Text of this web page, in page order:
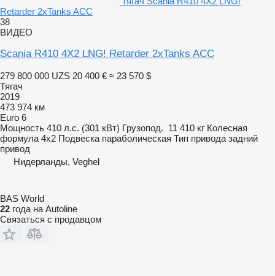
Retarder 2xTanks ACC
38
ВИДЕО
Scania R410 4X2 LNG! Retarder 2xTanks ACC
279 800 000 UZS 20 400 € ≈ 23 570 $
Тягач
2019
473 974 км
Euro 6
Мощность 410 л.с. (301 кВт) Грузопод. 11 410 кг Колесная
формула 4x2 Подвеска параболическая Тип привода задний
привод
Нидерланды, Veghel
BAS World
22 года на Autoline
Связаться с продавцом